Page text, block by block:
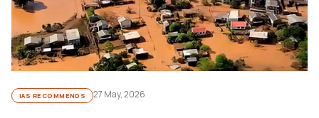
IAS RECOMMENDS 27 May, 2026